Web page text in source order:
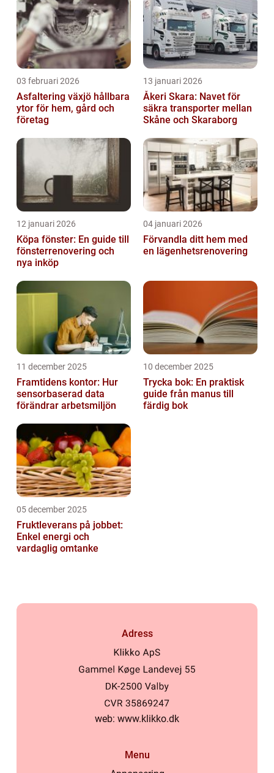
03 februari 2026
Asfaltering växjö hållbara
ytor för hem, gård och
företag
13 januari 2026
Åkeri Skara: Navet för
säkra transporter mellan
Skåne och Skaraborg
12 januari 2026
Köpa fönster: En guide till
fönsterrenovering och
nya inköp
04 januari 2026
Förvandla ditt hem med
en lägenhetsrenovering
11 december 2025
Framtidens kontor: Hur
sensorbaserad data
förändrar arbetsmiljön
10 december 2025
Trycka bok: En praktisk
guide från manus till
färdig bok
05 december 2025
Fruktleverans på jobbet:
Enkel energi och
vardaglig omtanke
Adress
web: www.klikko.dk
Menu